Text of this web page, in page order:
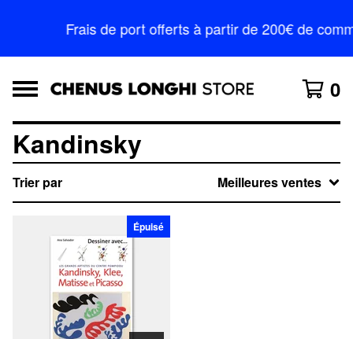
Frais de port offerts à partir de 200€ de
0
Kandinsky
Trier par Meilleures ventes
Épuisé